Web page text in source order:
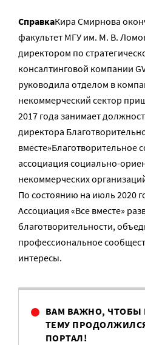
СправкаКира Смирнова
факультет МГУ им. М. В.
директором по
консалтинговой компании
руководила отделом в
некоммерческий сектор
2017 года занимает
директора
вместе»Благотворительное
ассоциация социально-
некоммерческих
По состоянию на июль 2020
Ассоциация «Все вместе»
благотворительности,
профессиональное
интересы.
ВАМ ВАЖНО, ЧТОБЫ
ТЕМУ
ПОРТАЛ!